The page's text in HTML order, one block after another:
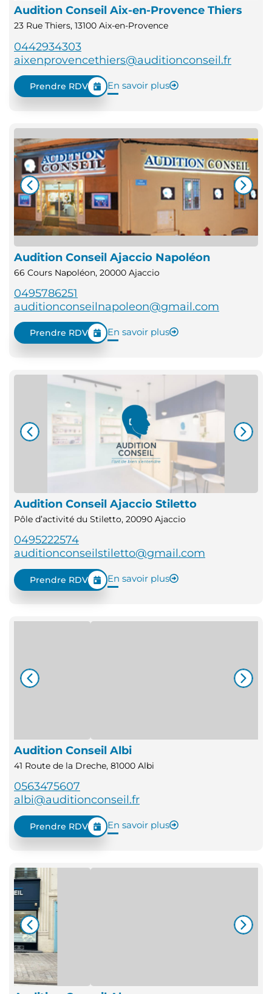
Audition Conseil Aix-en-Provence Thiers
23 Rue Thiers, 13100 Aix-en-Provence
0442934303
aixenprovencethiers@auditionconseil.fr
Prendre RDV En savoir plus
Audition Conseil Ajaccio Napoléon
66 Cours Napoléon, 20000 Ajaccio
0495786251
auditionconseilnapoleon@gmail.com
Prendre RDV En savoir plus
Audition Conseil Ajaccio Stiletto
Pôle d’activité du Stiletto, 20090 Ajaccio
0495222574
auditionconseilstiletto@gmail.com
Prendre RDV En savoir plus
Audition Conseil Albi
41 Route de la Dreche, 81000 Albi
0563475607
albi@auditionconseil.fr
Prendre RDV En savoir plus